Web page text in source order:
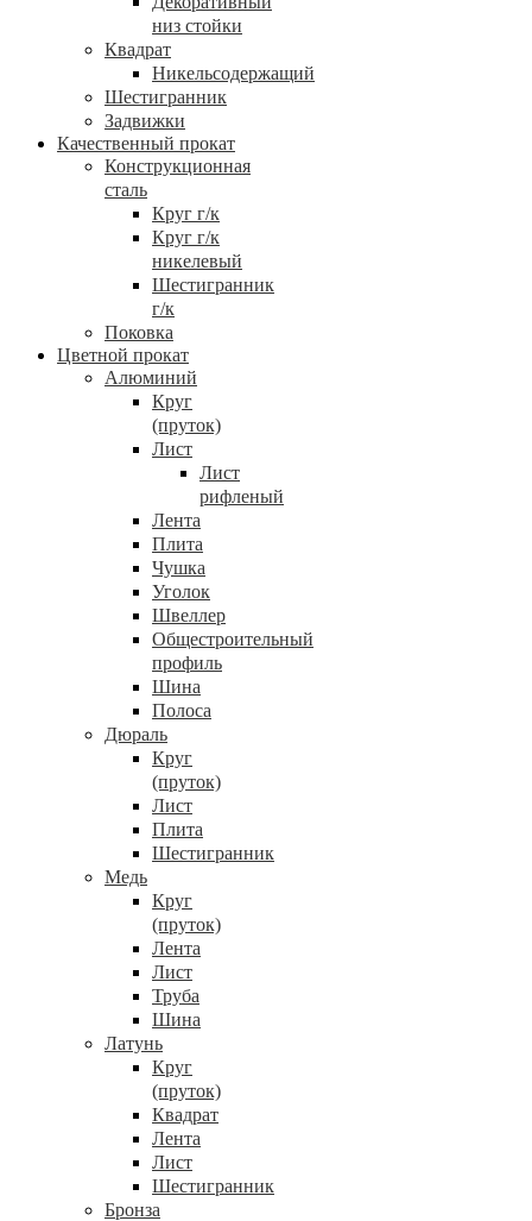
низ стойки
Квадрат
Никельсодержащий
Шестигранник
Задвижки
Качественный прокат
Конструкционная
сталь
Круг г/к
Круг г/к
никелевый
Шестигранник
г/к
Поковка
Цветной прокат
Алюминий
Круг
(пруток)
Лист
Лист
рифленый
Лента
Плита
Чушка
Уголок
Швеллер
Общестроительный
профиль
Шина
Полоса
Дюраль
Круг
(пруток)
Лист
Плита
Шестигранник
Медь
Круг
(пруток)
Лента
Лист
Труба
Шина
Латунь
Круг
(пруток)
Квадрат
Лента
Лист
Шестигранник
Бронза